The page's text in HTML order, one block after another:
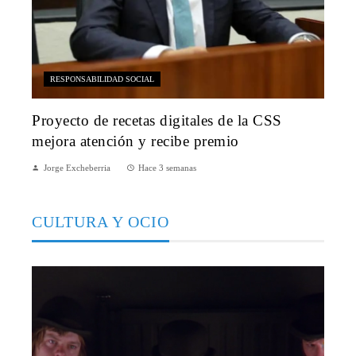
RESPONSABILIDAD SOCIAL
Proyecto de recetas digitales de la CSS
mejora atención y recibe premio
Jorge Excheberria Hace 3 semanas
CULTURA Y OCIO